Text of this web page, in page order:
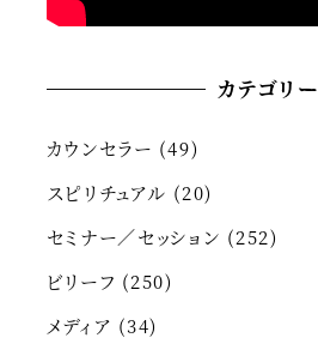
カテゴリー
カウンセラー (49)
スピリチュアル (20)
セミナー／セッション (252)
ビリーフ (250)
メディア (34)